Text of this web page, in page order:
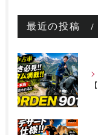
最近の投稿